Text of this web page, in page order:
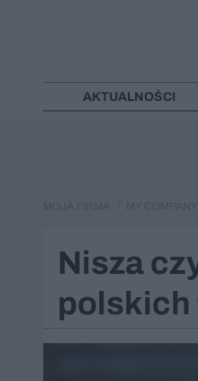
AKTUALNOŚCI
Nisza
polskich